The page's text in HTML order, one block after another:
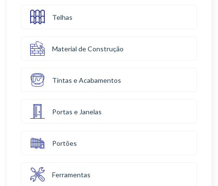
Telhas
Material de Construção
Tintas e Acabamentos
Portas e Janelas
Portões
Ferramentas